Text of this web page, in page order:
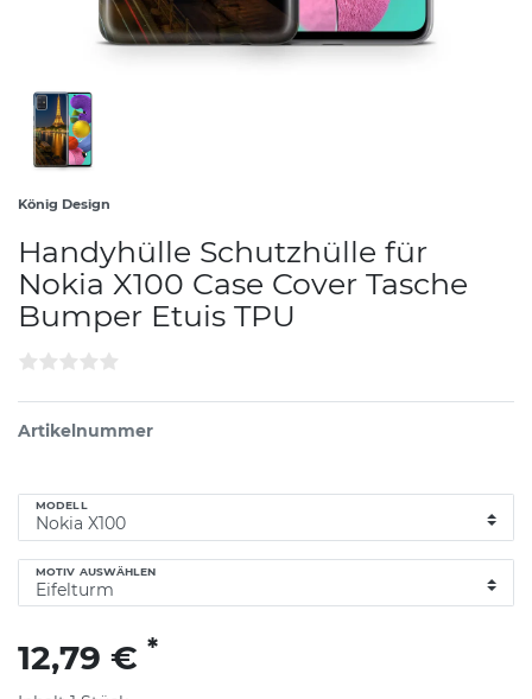
König Design
Handyhülle Schutzhülle für
Nokia X100 Case Cover Tasche
Bumper Etuis TPU
Artikelnummer
MODELL
MOTIV AUSWÄHLEN
12,79 € *